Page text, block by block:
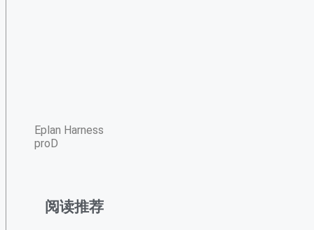
Eplan Harness
proD
阅读推荐